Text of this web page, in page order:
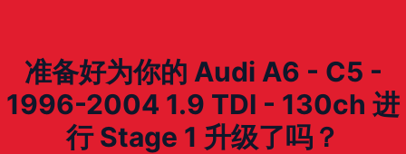
准备好为你的 Audi A6 - C5 -
1996-2004 1.9 TDI - 130ch 进
行 Stage 1 升级了吗？